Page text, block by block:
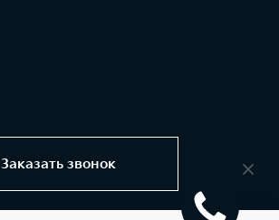
Заказать звонок